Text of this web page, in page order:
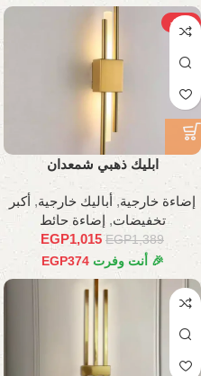
-27%
ابليك ذهبي شمعدان
إضاءة خارجية, أباليك خارجية, أكبر
تخفيضات, إضاءة حائط
EGP1,389
EGP1,015
🎉 أنت وفرت EGP374